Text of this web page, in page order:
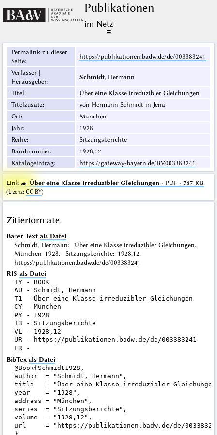
Publikationen
im Netz
☰
Permalink zu dieser
Seite:
https://publikationen.badw.de/de/003383241
Verfasser |
Herausgeber:
Schmidt, Hermann
Titel:
Über eine Klasse irreduzibler Gleichungen
Titelzusatz:
von Hermann Schmidt in Jena
Ort:
München
Jahr:
1928
Reihe:
Sitzungsberichte
Bandnummer:
1928,12
Katalogeintrag: https://gateway-bayern.de/BV003383241
Link ☛ Über eine Klasse irreduzibler Gleichungen· PDF · 787 KB
(Lizenz:CC BY)
Zitierformate
Barer Text als Datei
Schmidt, Hermann: Über eine Klasse irreduzibler Gleichungen.
München 1928. Sitzungsberichte: 1928,12.
https://publikationen.badw.de/de/003383241
RIS als Datei
TY - BOOK
AU - Schmidt, Hermann
T1 - Über eine Klasse irreduzibler Gleichungen
CY - München
PY - 1928
T3 - Sitzungsberichte
VL - 1928,12
UR - https://publikationen.badw.de/de/003383241
BibTex als Datei
@Book{Schmidt1928,
author  = "Schmidt, Hermann",
title   = "Über eine Klasse irreduzibler
year    = "1928",
address = "München",
series  = "Sitzungsberichte",
volume  = "1928,12",
url     = "https://publikationen.badw.de/de/